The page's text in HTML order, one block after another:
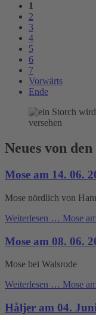
1
2
3
4
5
6
7
Vorwärts
Ende
Neues von
Mose am 14. 06.
Mose nördlich von
Weiterlesen … Mose
Mose am 08. 06.
Mose bei Walsrode
Weiterlesen … Mose
Håljer am 04.